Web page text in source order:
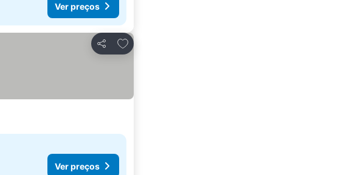
Ver preços
Partilhar
Adicionar aos favoritos
Ver preços